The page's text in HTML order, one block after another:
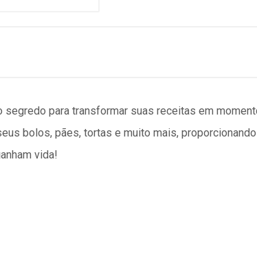
segredo para transformar suas receitas em
bolos, pães, tortas e muito mais,
vida!